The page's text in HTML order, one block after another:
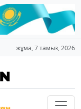
жұма, 7 тамыз, 2026